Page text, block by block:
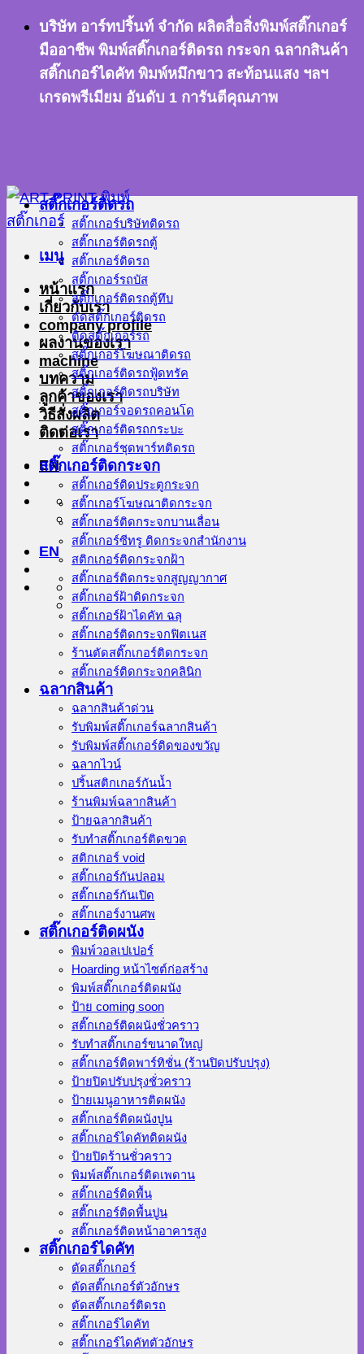
ข้าม
เนื้อหา
บริษัท อาร์ทปริ้นท์ จำกัด ผลิตสื่อสิ่งพิมพ์สติ๊กเกอร์
มืออาชีพ พิมพ์สติ๊กเกอร์ติดรถ กระจก ฉลากสินค้า
สติ๊กเกอร์ไดคัท พิมพ์หมึกขาว สะท้อนแสง ฯลฯ
เกรดพรีเมียม อันดับ 1 การันตีคุณภาพ
เมนู
หน้าแรก
เกี่ยวกับเรา
company profile
ผลงานของเรา
machine
บทความ
ลูกค้าของเรา
วิธีสั่งผลิต
ติดต่อเรา
EN
EN
สติ๊กเกอร์ติดรถ
สติ๊กเกอร์บริษัทติดรถ
สติ๊กเกอร์ติดรถตู้
สติ๊กเกอร์ติดรถ
สติ๊กเกอร์รถบัส
สติ๊กเกอร์ติดรถตู้ทึบ
ตัดสติ๊กเกอร์ติดรถ
ติดสติ๊กเกอร์รถ
สติ๊กเกอร์โฆษณาติดรถ
สติ๊กเกอร์ติดรถฟู้ดทรัค
สติ๊กเกอร์ติดรถบริษัท
สติ๊กเกอร์จอดรถคอนโด
สติ๊กเกอร์ติดรถกระบะ
สติ๊กเกอร์ชุดพาร์ทติดรถ
สติ๊กเกอร์ติดกระจก
สติ๊กเกอร์ติดประตูกระจก
สติ๊กเกอร์โฆษณาติดกระจก
สติ๊กเกอร์ติดกระจกบานเลื่อน
สติ๊กเกอร์ซีทรู ติดกระจกสำนักงาน
สติกเกอร์ติดกระจกฝ้า
สติ๊กเกอร์ติดกระจกสูญญากาศ
สติ๊กเกอร์ฝ้าติดกระจก
สติ๊กเกอร์ฝ้าไดคัท ฉลุ
สติ๊กเกอร์ติดกระจกฟิตเนส
ร้านตัดสติ๊กเกอร์ติดกระจก
สติ๊กเกอร์ติดกระจกคลินิก
ฉลากสินค้า
ฉลากสินค้าด่วน
รับพิมพ์สติ๊กเกอร์ฉลากสินค้า
รับพิมพ์สติ๊กเกอร์ติดของขวัญ
ฉลากไวน์
ปริ้นสติกเกอร์กันน้ำ
ร้านพิมพ์ฉลากสินค้า
ป้ายฉลากสินค้า
รับทำสติ๊กเกอร์ติดขวด
สติกเกอร์ void
สติ๊กเกอร์กันปลอม
สติ๊กเกอร์กันเปิด
สติ๊กเกอร์งานศพ
สติ๊กเกอร์ติดผนัง
พิมพ์วอลเปเปอร์
Hoarding หน้าไซต์ก่อสร้าง
พิมพ์สติ๊กเกอร์ติดผนัง
ป้าย coming soon
สติ๊กเกอร์ติดผนังชั่วคราว
รับทำสติ๊กเกอร์ขนาดใหญ่
สติ๊กเกอร์ติดพาร์ทิชั่น (ร้านปิดปรับปรุง)
ป้ายปิดปรับปรุงชั่วคราว
ป้ายเมนูอาหารติดผนัง
สติ๊กเกอร์ติดผนังปูน
สติ๊กเกอร์ไดคัทติดผนัง
ป้ายปิดร้านชั่วคราว
พิมพ์สติ๊กเกอร์ติดเพดาน
สติ๊กเกอร์ติดพื้น
สติ๊กเกอร์ติดพื้นปูน
สติ๊กเกอร์ติดหน้าอาคารสูง
สติ๊กเกอร์ไดคัท
ตัดสติ๊กเกอร์
ตัดสติ๊กเกอร์ตัวอักษร
ตัดสติ๊กเกอร์ติดรถ
สติ๊กเกอร์ไดคัท
สติ๊กเกอร์ไดคัทตัวอักษร